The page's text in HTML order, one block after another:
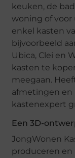
keuken, de
woning of voor
enkel kasten
bijvoorbeeld
Ubica, Clei en
kasten te
meegaan.
afmetingen en
kastenexpert
Een 3D-
JongWonen
produceren en